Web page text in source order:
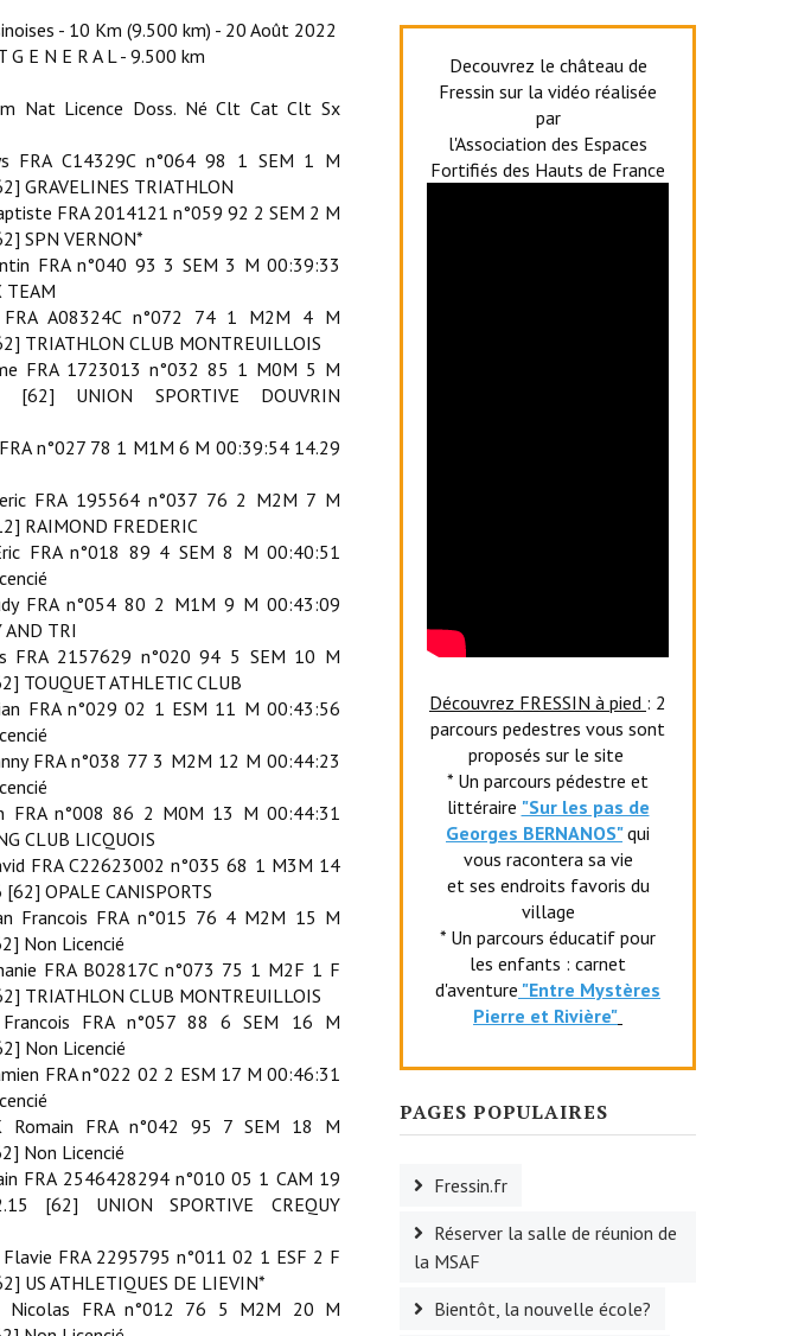
- 10 Km (9.500 km) - 20 Août 2022
G E N E R A L - 9.500 km
Nat Licence Doss. Né Clt Cat Clt Sx
FRA C14329C n°064 98 1 SEM 1 M
GRAVELINES TRIATHLON
FRA 2014121 n°059 92 2 SEM 2 M
SPN VERNON*
FRA n°040 93 3 SEM 3 M 00:39:33
TEAM
A08324C n°072 74 1 M2M 4 M
TRIATHLON CLUB MONTREUILLOIS
FRA 1723013 n°032 85 1 M0M 5 M
[62] UNION SPORTIVE DOUVRIN
n°027 78 1 M1M 6 M 00:39:54 14.29
FRA 195564 n°037 76 2 M2M 7 M
RAIMOND FREDERIC
FRA n°018 89 4 SEM 8 M 00:40:51
FRA n°054 80 2 M1M 9 M 00:43:09
TRI
FRA 2157629 n°020 94 5 SEM 10 M
TOUQUET ATHLETIC CLUB
FRA n°029 02 1 ESM 11 M 00:43:56
FRA n°038 77 3 M2M 12 M 00:44:23
FRA n°008 86 2 M0M 13 M 00:44:31
CLUB LICQUOIS
FRA C22623002 n°035 68 1 M3M 14
OPALE CANISPORTS
Francois FRA n°015 76 4 M2M 15 M
Non Licencié
FRA B02817C n°073 75 1 M2F 1 F
TRIATHLON CLUB MONTREUILLOIS
Francois FRA n°057 88 6 SEM 16 M
Non Licencié
FRA n°022 02 2 ESM 17 M 00:46:31
Romain FRA n°042 95 7 SEM 18 M
Non Licencié
FRA 2546428294 n°010 05 1 CAM 19
[62] UNION SPORTIVE CREQUY
Flavie FRA 2295795 n°011 02 1 ESF 2 F
US ATHLETIQUES DE LIEVIN*
Nicolas FRA n°012 76 5 M2M 20 M
Decouvrez le château de
Fressin sur la vidéo réalisée
par
l'Association des Espaces
Fortifiés des Hauts de France
Découvrez FRESSIN à pied : 2
parcours pedestres vous sont
proposés sur le site
* Un parcours pédestre et
littéraire "Sur les pas de
Georges BERNANOS" qui
vous racontera sa vie
et ses endroits favoris du
village
* Un parcours éducatif pour
les enfants : carnet
d'aventure "Entre Mystères
Pierre et Rivière"
PAGES POPULAIRES
Fressin.fr
Réserver la salle de réunion de
la MSAF
Bientôt, la nouvelle école?